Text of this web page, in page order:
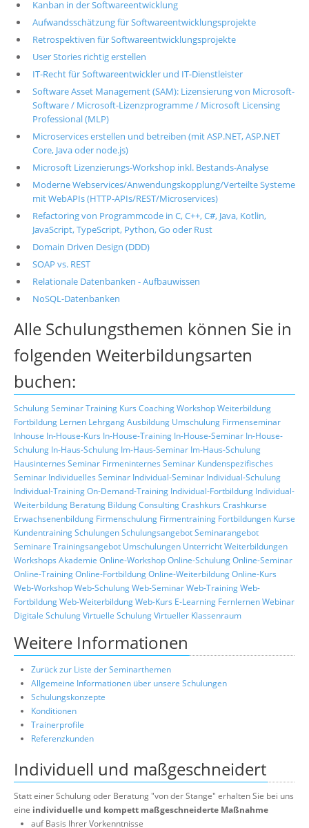
Kanban in der Softwareentwicklung
Aufwandsschätzung für Softwareentwicklungsprojekte
Retrospektiven für Softwareentwicklungsprojekte
User Stories richtig erstellen
IT-Recht für Softwareentwickler und IT-Dienstleister
Software Asset Management (SAM): Lizensierung von Microsoft-
Software / Microsoft-Lizenzprogramme / Microsoft Licensing
Professional (MLP)
Microservices erstellen und betreiben (mit ASP.NET, ASP.NET
Core, Java oder node.js)
Microsoft Lizenzierungs-Workshop inkl. Bestands-Analyse
Moderne Webservices/Anwendungskopplung/Verteilte Systeme
mit WebAPIs (HTTP-APIs/REST/Microservices)
Refactoring von Programmcode in C, C++, C#, Java, Kotlin,
JavaScript, TypeScript, Python, Go oder Rust
Domain Driven Design (DDD)
SOAP vs. REST
Relationale Datenbanken - Aufbauwissen
NoSQL-Datenbanken
Alle Schulungsthemen können Sie in
folgenden Weiterbildungsarten
buchen:
SchulungSeminarTraining Kurs CoachingWorkshopWeiterbildung
Fortbildung Lernen LehrgangAusbildung Umschulung Firmenseminar
Inhouse In-House-Kurs In-House-Training In-House-Seminar In-House-
Schulung In-Haus-Schulung Im-Haus-Seminar Im-Haus-Schulung
Hausinternes Seminar Firmeninternes Seminar Kundenspezifisches
Seminar Individuelles Seminar Individual-Seminar Individual-Schulung
Individual-TrainingOn-Demand-Training Individual-Fortbildung Individual-
Weiterbildung Beratung BildungConsultingCrashkurs Crashkurse
Erwachsenenbildung Firmenschulung Firmentraining Fortbildungen Kurse
KundentrainingSchulungenSchulungsangebotSeminarangebot
Seminare Trainingsangebot Umschulungen UnterrichtWeiterbildungen
Workshops Akademie Online-WorkshopOnline-SchulungOnline-Seminar
Online-TrainingOnline-FortbildungOnline-WeiterbildungOnline-Kurs
Web-WorkshopWeb-SchulungWeb-SeminarWeb-TrainingWeb-
FortbildungWeb-WeiterbildungWeb-Kurs E-Learning FernlernenWebinar
Digitale SchulungVirtuelle SchulungVirtueller Klassenraum
Weitere Informationen
Zurück zur Liste der Seminarthemen
Allgemeine Informationen über unsere Schulungen
Schulungskonzepte
Konditionen
Trainerprofile
Referenzkunden
Individuell und maßgeschneidert
Statt einer Schulung oder Beratung "von der Stange" erhalten Sie bei uns
eine individuelle und kompett maßgeschneiderte Maßnahme
auf Basis Ihrer Vorkenntnisse